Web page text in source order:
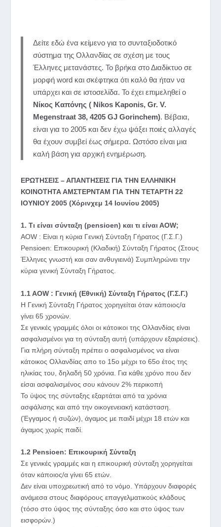
Δείτε εδώ ένα κείμενο για το συνταξιοδοτικό
σύστημα της Ολλανδίας σε σχέση με τους
Έλληνες μετανάστες. Το βρήκα στο Διαδίκτυο σε
μορφή word και σκέφτηκα ότι καλό θα ήταν να
υπάρχει και σε ιστοσελίδα. Το έχει επιμεληθεί ο
Nίκος Καπόνης ( Nikos Kaponis, Gr. V.
Megenstraat 38, 4205 GJ Gorinchem). Βέβαια,
είναι για το 2005 και δεν έχω ψάξει ποιές αλλαγές
θα έχουν συμβεί έως σήμερα. Ωστόσο είναι μια
καλή βάση για αρχική ενημέρωση.
ΕΡΩΤΗΣΕΙΣ – ΑΠΑΝΤΗΣΕΙΣ ΓΙΑ ΤΗΝ ΕΛΛΗΝΙΚΗ
ΚΟΙΝΟΤΗΤΑ ΑΜΣΤΕΡΝΤΑΜ ΓΙΑ ΤΗΝ ΤΕΤΑΡΤΗ 22
ΙΟΥΝΙΟΥ 2005 (Χόρινχεμ 14 Ιουνίου 2005)
1. Τι είναι σύνταξη (pensioen) και τι είναι ΑΟW;
AOW : Είναι η κύρια Γενική Σύνταξη Γήρατος (Γ.Σ.Γ.)
Pensioen: Επικουρική (Κλαδική) Σύνταξη Γήρατος (Στους
Έλληνες γνωστή και σαν ανθυγιεινά) Συμπληρώνει την
κύρια γενική Σύνταξη Γήρατος.
1.1 AOW : Γενική (Εθνική) Σύνταξη Γήρατος (Γ.Σ.Γ.)
Η Γενική Σύνταξη Γήρατος χορηγείται όταν κάποιος/α
γίνει 65 χρονών.
Σε γενικές γραμμές όλοι οι κάτοικοι της Ολλανδίας είναι
ασφαλισμένοι για τη σύνταξη αυτή (υπάρχουν εξαιρέσεις).
Για πλήρη σύνταξη πρέπει ο ασφαλισμένος να είναι
κάτοικος Ολλανδίας απο το 15ο μέχρι το 65ο έτος της
ηλικίας του, δηλαδή 50 χρόνια. Για κάθε χρόνο που δεν
είσαι ασφαλισμένος σου κάνουν 2% περικοπή
Το ύψος της σύνταξης εξαρτάται από τα χρόνια
ασφάλισης και από την οικογενειακή κατάσταση.
(Έγγαμος ή συζών), άγαμος με παιδί μέχρι 18 ετών και
άγαμος χωρίς παιδί.
1.2 Pensioen: Επικουρική Σύνταξη
Σε γενικές γραμμές και η επικουρική σύνταξη χορηγείται
όταν κάποιος/α γίνει 65 ετών.
Δεν είναι υποχρεωτική από το νόμο. Υπάρχουν διαφορές
ανάμεσα στους διαφόρους επαγγελματικούς κλάδους
(τόσο στο ύψος της σύνταξης όσο και στο ύψος των
εισφορών.)